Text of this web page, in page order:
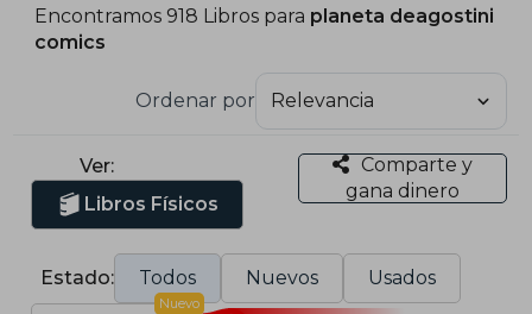
Encontramos 918 Libros para planeta deagostini
comics
Ordenar por
Ver:
Libros Físicos
Comparte y
gana dinero
Estado: Todos Nuevos Usados
Nuevo